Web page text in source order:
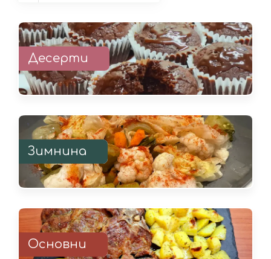
Десерти
Зимнина
Основни